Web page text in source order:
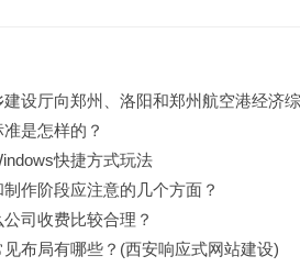
设厅向郑州、洛阳和郑州航空港经济
是怎样的？
快捷方式玩法
作阶段应注意的几个方面？
司收费比较合理？
布局有哪些？(西安响应式网站建设)